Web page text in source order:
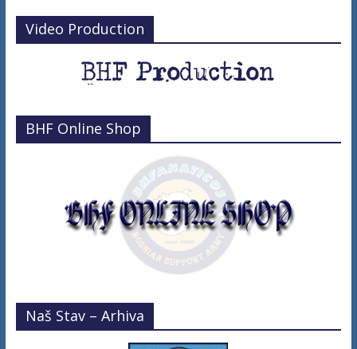
Video Production
BHF Online Shop
Naš Stav – Arhiva